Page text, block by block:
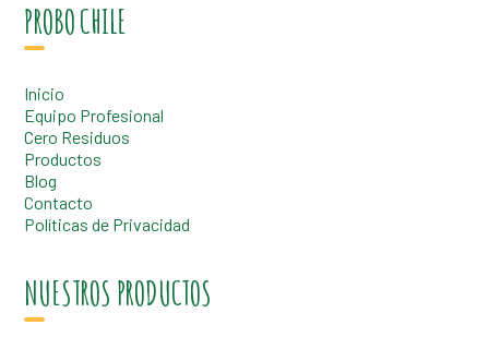
PROBO CHILE
Inicio
Equipo Profesional
Cero Residuos
Productos
Blog
Contacto
Políticas de Privacidad
NUESTROS PRODUCTOS